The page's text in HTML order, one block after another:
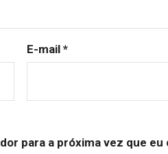
E-mail *
para a próxima vez que eu